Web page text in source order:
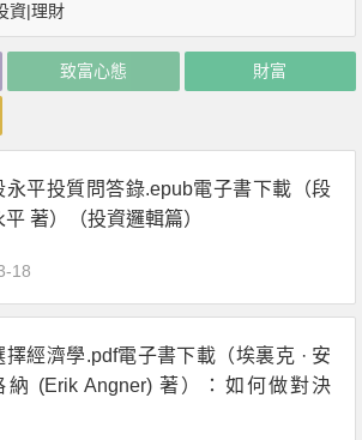
資|理財
致富心態 財富
永平投質問答錄.epub電子書下載（段
平 著）（投資邏輯篇）
18
擇經濟學.pdf電子書下載（埃裏克 · 安
納 (Erik Angner) 著）：如何做對決